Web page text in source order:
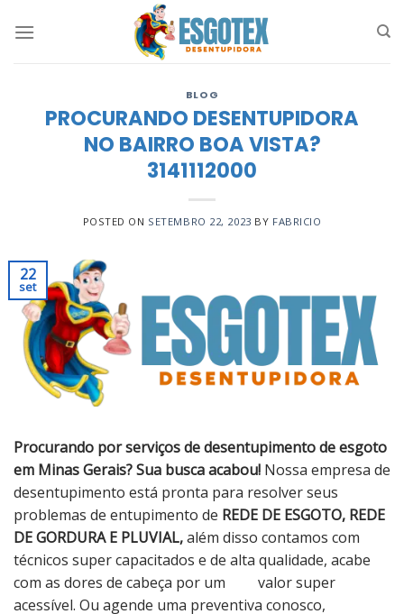
BLOG
PROCURANDO DESENTUPIDORA
NO BAIRRO BOA VISTA?
3141112000
POSTED ON SETEMBRO 22, 2023 BY FABRICIO
22
set
Procurando por serviços de desentupimento de esgoto
em Minas Gerais? Sua busca acabou! Nossa empresa de
desentupimento está pronta para resolver seus
problemas de entupimento de REDE DE ESGOTO, REDE
DE GORDURA E PLUVIAL,além disso contamos com
técnicos super capacitados e de alta qualidade, acabe
com as dores de cabeça por um valor super
acessível. Ou agende uma preventiva conosco,